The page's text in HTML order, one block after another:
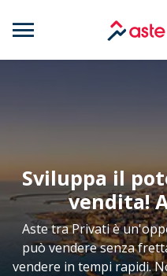
menu
Sviluppa il
vendita!
Aste tra Privati è
può vendere senza
vendere in tempi rapidi.